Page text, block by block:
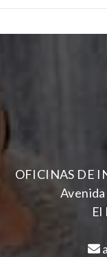
OFICINAS DE
El